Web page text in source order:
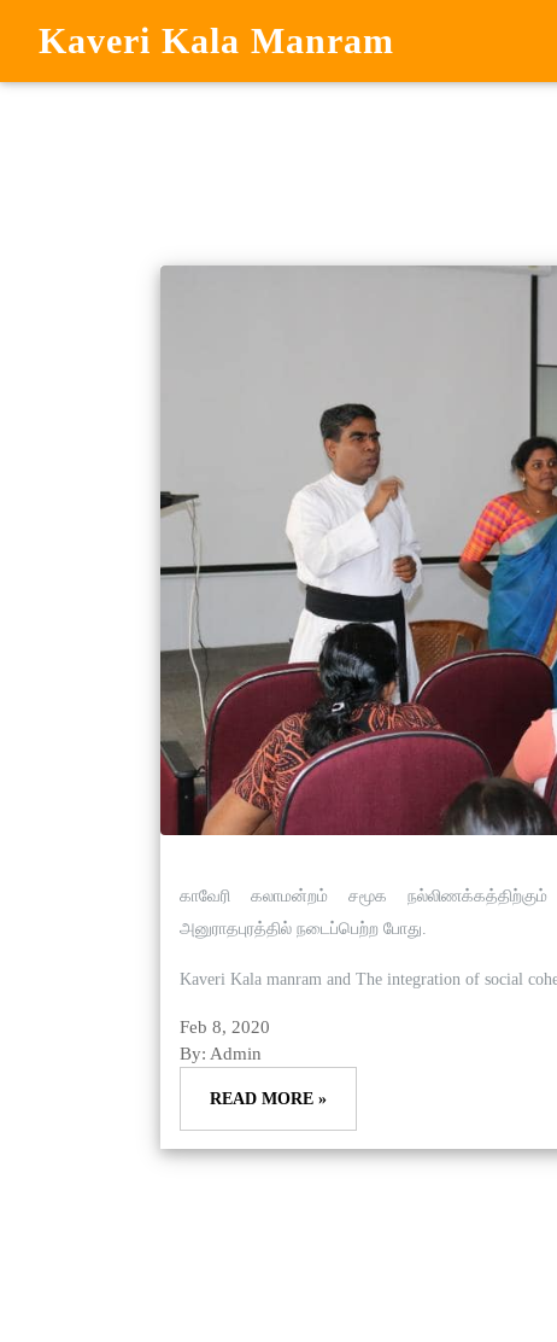
Kaveri Kala Manram
காவேரி கலாமன்றம் சமூக நல்லிணக்கத்திற்கும்
அனுராதபுரத்தில் நடைப்பெற்ற போது.
Kaveri Kala manram and The integration of social
Feb 8, 2020
By: Admin
READ MORE »